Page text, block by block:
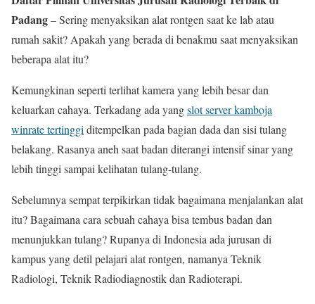
Padang– Sering menyaksikan alat rontgen saat ke lab atau
rumah sakit? Apakah yang berada di benakmu saat menyaksikan
beberapa alat itu?
Kemungkinan seperti terlihat kamera yang lebih besar dan
keluarkan cahaya. Terkadang ada yangslot server kamboja
winrate tertinggi ditempelkan pada bagian dada dan sisi tulang
belakang. Rasanya aneh saat badan diterangi intensif sinar yang
lebih tinggi sampai kelihatan tulang-tulang.
Sebelumnya sempat terpikirkan tidak bagaimana menjalankan alat
itu? Bagaimana cara sebuah cahaya bisa tembus badan dan
menunjukkan tulang? Rupanya di Indonesia ada jurusan di
kampus yang detil pelajari alat rontgen, namanya Teknik
Radiologi, Teknik Radiodiagnostik dan Radioterapi.